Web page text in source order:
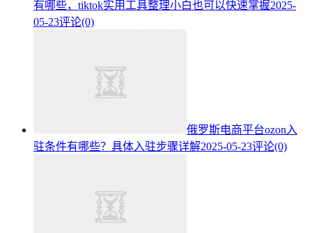
有哪些，tiktok实用工具整理小白也可以快速掌握2025-
05-23评论(0)
俄罗斯电商平台ozon入
驻条件有哪些？具体入驻步骤详解2025-05-23评论(0)